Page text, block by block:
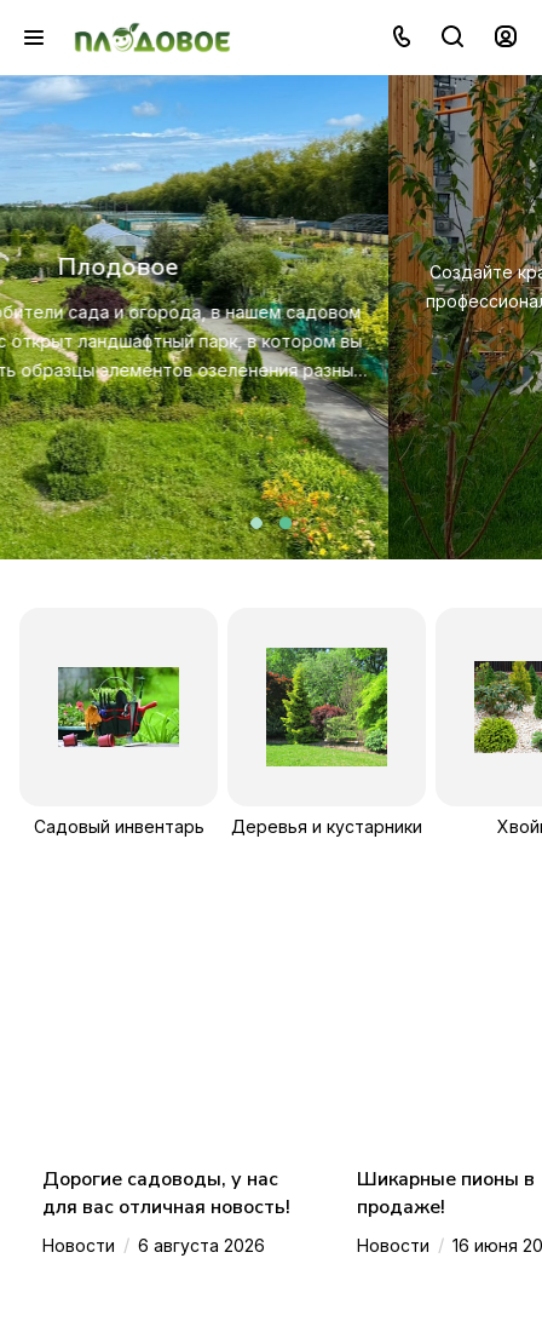
Озеленение
Создайте красивую и экологичную среду с помощью
профессионального ландшафтного дизайна, посадки и
ухода за растениями.
Посмотреть услугу
Садовый инвентарь Деревья и кустарники
Дорогие садоводы, у нас
для вас отличная новость!
Новости / 6 августа 2026
Шикарные пионы в
продаже!
Новости / 16 июня